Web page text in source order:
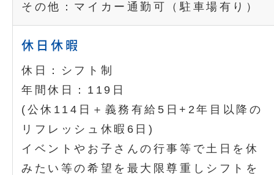
その他：マイカー通勤可（駐車場有り）
休日休暇
休日：シフト制
年間休日：119日
(公休114日＋義務有給5日+2年目以降の
リフレッシュ休暇6日)
イベントやお子さんの行事等で土日を休
みたい等の希望を最大限尊重しシフトを